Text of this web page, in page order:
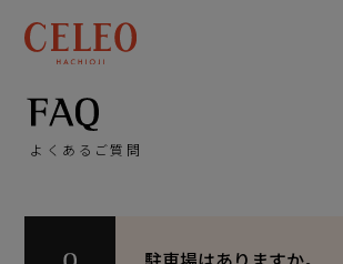
よくあるご質問